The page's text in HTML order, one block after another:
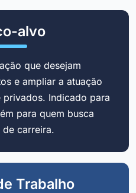
alvo
que desejam
e ampliar a atuação
Indicado para
para quem busca
carreira.
Trabalho